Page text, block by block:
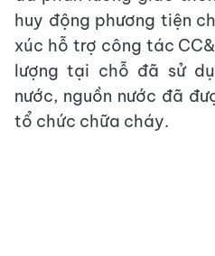
huy động phương tiện
xúc hỗ trợ công tác
lượng tại chỗ đã sử
nước, nguồn nước đã
tổ chức chữa cháy.